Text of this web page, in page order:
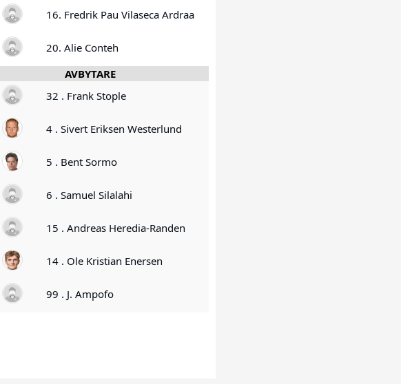
16. Fredrik Pau Vilaseca Ardraa
20. Alie Conteh
AVBYTARE
32 . Frank Stople
4 . Sivert Eriksen Westerlund
5 . Bent Sormo
6 . Samuel Silalahi
15 . Andreas Heredia-Randen
14 . Ole Kristian Enersen
99 . J. Ampofo